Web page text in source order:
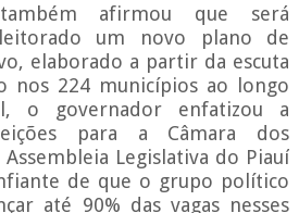
afirmou que será
um novo plano de
elaborado a partir da escuta
nos 224 municípios ao longo
o governador enfatizou a
para a Câmara dos
Legislativa do Piauí
de que o grupo político
até 90% das vagas nesses